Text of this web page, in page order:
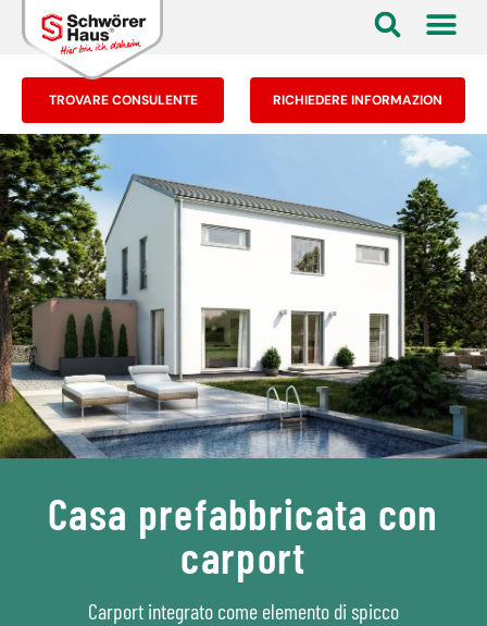
TROVARE CONSULENTE RICHIEDERE INFORMAZION
Casa prefabbricata con
carport
Carport integrato come elemento di spicco